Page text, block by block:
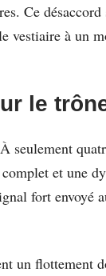
Ce
vestiaire à un
le
seulement
et une
fort envoyé
un flottement